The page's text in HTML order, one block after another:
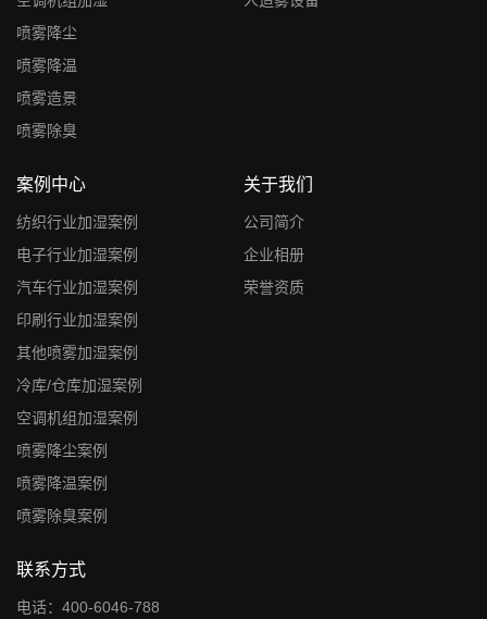
喷雾降尘
喷雾降温
喷雾造景
喷雾除臭
案例中心
纺织行业加湿案例
电子行业加湿案例
汽车行业加湿案例
印刷行业加湿案例
其他喷雾加湿案例
冷库/仓库加湿案例
空调机组加湿案例
喷雾降尘案例
喷雾降温案例
喷雾除臭案例
关于我们
公司简介
企业相册
荣誉资质
联系方式
电话：400-6046-788